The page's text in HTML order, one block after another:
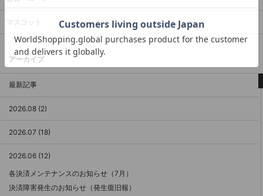
マスコット
アーカイブ
最新記事
2026.08 (2)
2026.07 (18)
2026.06 (12)
各決済メンテナンスのお知らせ（7月）
決済障害発生のお知らせ（発生復旧報）